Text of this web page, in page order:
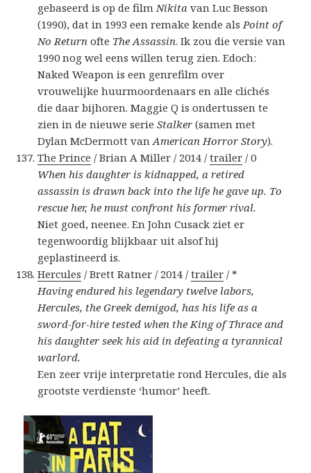
gebaseerd is op de filmNikita van Luc Besson
(1990), dat in 1993 een remake kende alsPoint of
No Return ofte The Assassin. Ik zou die versie van
1990 nog wel eens willen terug zien. Edoch:
Naked Weapon is een genrefilm over
vrouwelijke huurmoordenaars en alle clichés
die daar bijhoren. Maggie Q is ondertussen te
zien in de nieuwe serieStalker (samen met
Dylan McDermott vanAmerican Horror Story).
The Prince / Brian A Miller / 2014 /trailer / 0
When his daughter is kidnapped, a retired
assassin is drawn back into the life he gave up. To
rescue her, he must confront his former rival.
Niet goed, neenee. En John Cusack ziet er
tegenwoordig blijkbaar uit alsof hij
geplastineerd is.
Hercules / Brett Ratner / 2014 /trailer / *
Having endured his legendary twelve labors,
Hercules, the Greek demigod, has his life as a
sword-for-hire tested when the King of Thrace and
his daughter seek his aid in defeating a tyrannical
warlord.
Een zeer vrije interpretatie rond Hercules, die als
grootste verdienste ‘humor’ heeft.